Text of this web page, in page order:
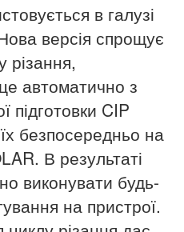
в галузі
версія спрощує
різання,
автоматично з
підготовки CIP
безпосередньо на
В результаті
виконувати будь-
на пристрої.